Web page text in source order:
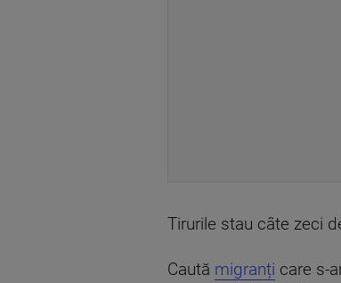
Tirurile stau câte zeci
Caută migranți care s-